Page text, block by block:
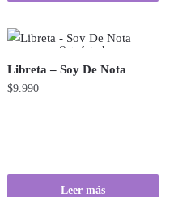
Out of stock
Libreta – Soy De Nota
$9.990
Leer más